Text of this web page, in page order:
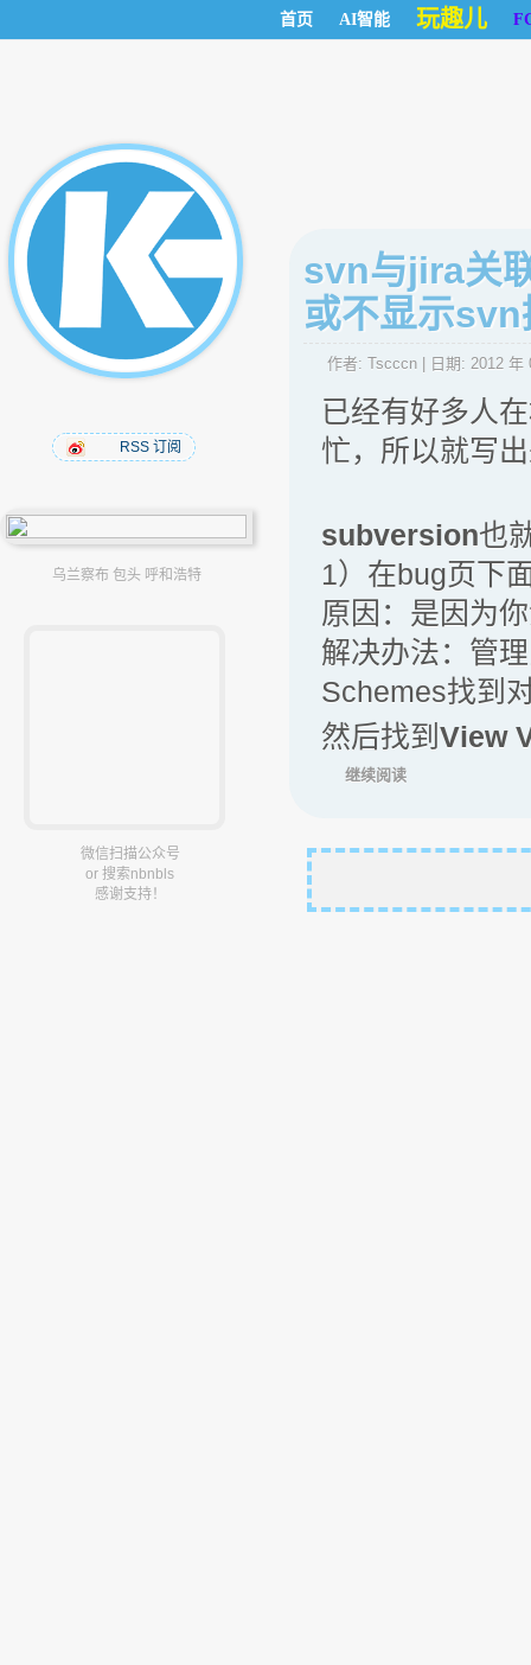
首页 AI智能 玩趣儿
RSS 订阅
乌兰察布 包头 呼和浩特
微信扫描公众号
or 搜索nbnbls
感谢支持！
svn与jira关
或不显示svn
作者: Tscccn | 日期: 2012 年
已经有好多人
忙，所以就写
subversion也
1）在bug页下
原因：是因为
解决办法：管
Schemes找到
然后找到 View
继续阅读